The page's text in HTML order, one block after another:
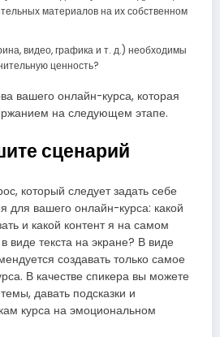
материалов на их собственном
видео, графика и т. д.) необходимы
ценность?
вашего онлайн-курса, которая
на следующем этапе.
сценарий
который следует задать себе
для вашего онлайн-курса: какой
и какой контент я на самом
виде текста на экране? В виде
создавать только самое
В качестве спикера вы можете
давать подсказки и
курса на эмоциональном